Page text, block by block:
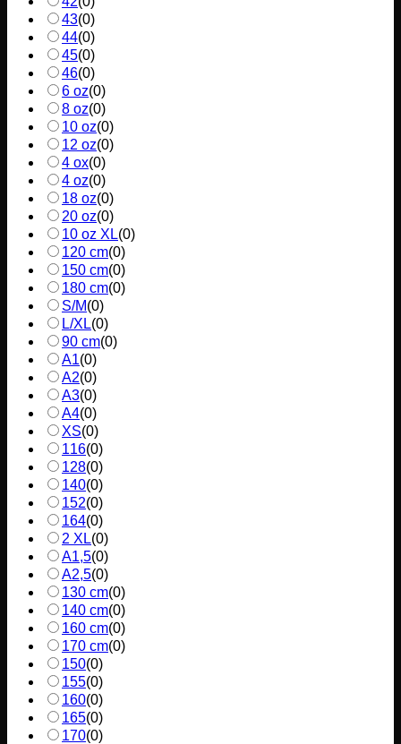
43(0)
44(0)
45(0)
46(0)
6 oz(0)
8 oz(0)
10 oz(0)
12 oz(0)
4 ox(0)
4 oz(0)
18 oz(0)
20 oz(0)
10 oz XL(0)
120 cm(0)
150 cm(0)
180 cm(0)
S/M(0)
L/XL(0)
90 cm(0)
A1(0)
A2(0)
A3(0)
A4(0)
XS(0)
116(0)
128(0)
140(0)
152(0)
164(0)
2 XL(0)
A1,5(0)
A2,5(0)
130 cm(0)
140 cm(0)
160 cm(0)
170 cm(0)
150(0)
155(0)
160(0)
165(0)
170(0)